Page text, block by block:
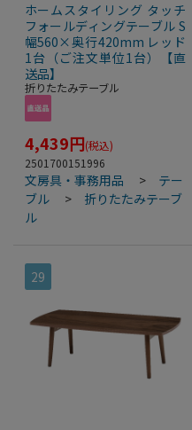
ホームスタイリング タッチ
フォールディングテーブル S
幅560×奥行420mm レッド
1台（ご注文単位1台）【直
送品】
折りたたみテーブル
4,439円(税込)
2501700151996
文房具・事務用品 > テー
ブル
> 折りたたみテーブ
ル
29